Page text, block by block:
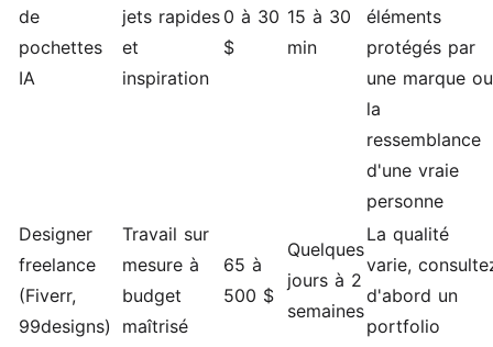
de
pochettes
IA
jets rapides
et
inspiration
0 à 30
$
15 à 30
min
éléments
protégés par
une marque ou
la
ressemblance
d'une vraie
personne
Designer
freelance
(Fiverr,
99designs)
Travail sur
mesure à
budget
maîtrisé
65 à
500 $
Quelques
jours à 2
semaines
La qualité
varie,
d'abord un
portfolio